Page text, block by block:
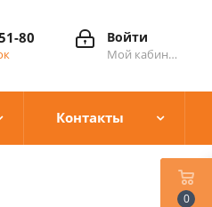
Войти
Мой кабинет
80
Контакты
0